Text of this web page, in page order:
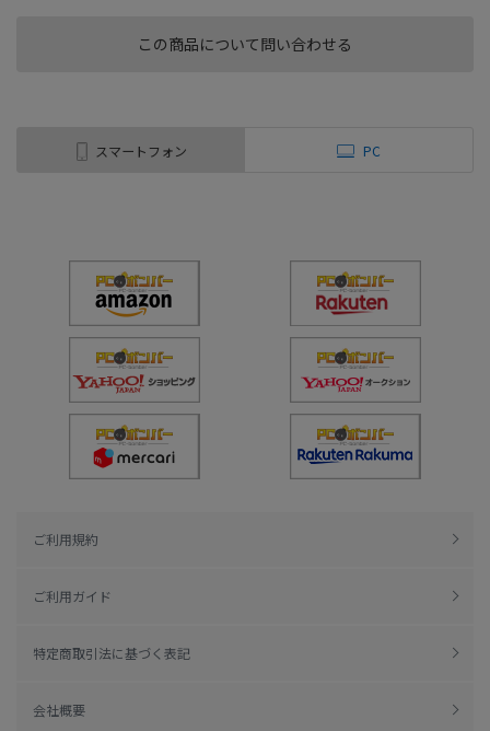
この商品について問い合わせる
スマートフォン PC
ご利用規約
ご利用ガイド
特定商取引法に基づく表記
会社概要